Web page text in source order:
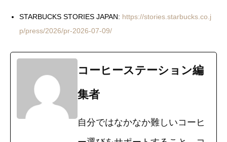
STARBUCKS STORIES JAPAN: https://stories.starbucks.co.j
p/press/2026/pr-2026-07-09/
コーヒーステーション編
集者
自分ではなかなか難しいコーヒ